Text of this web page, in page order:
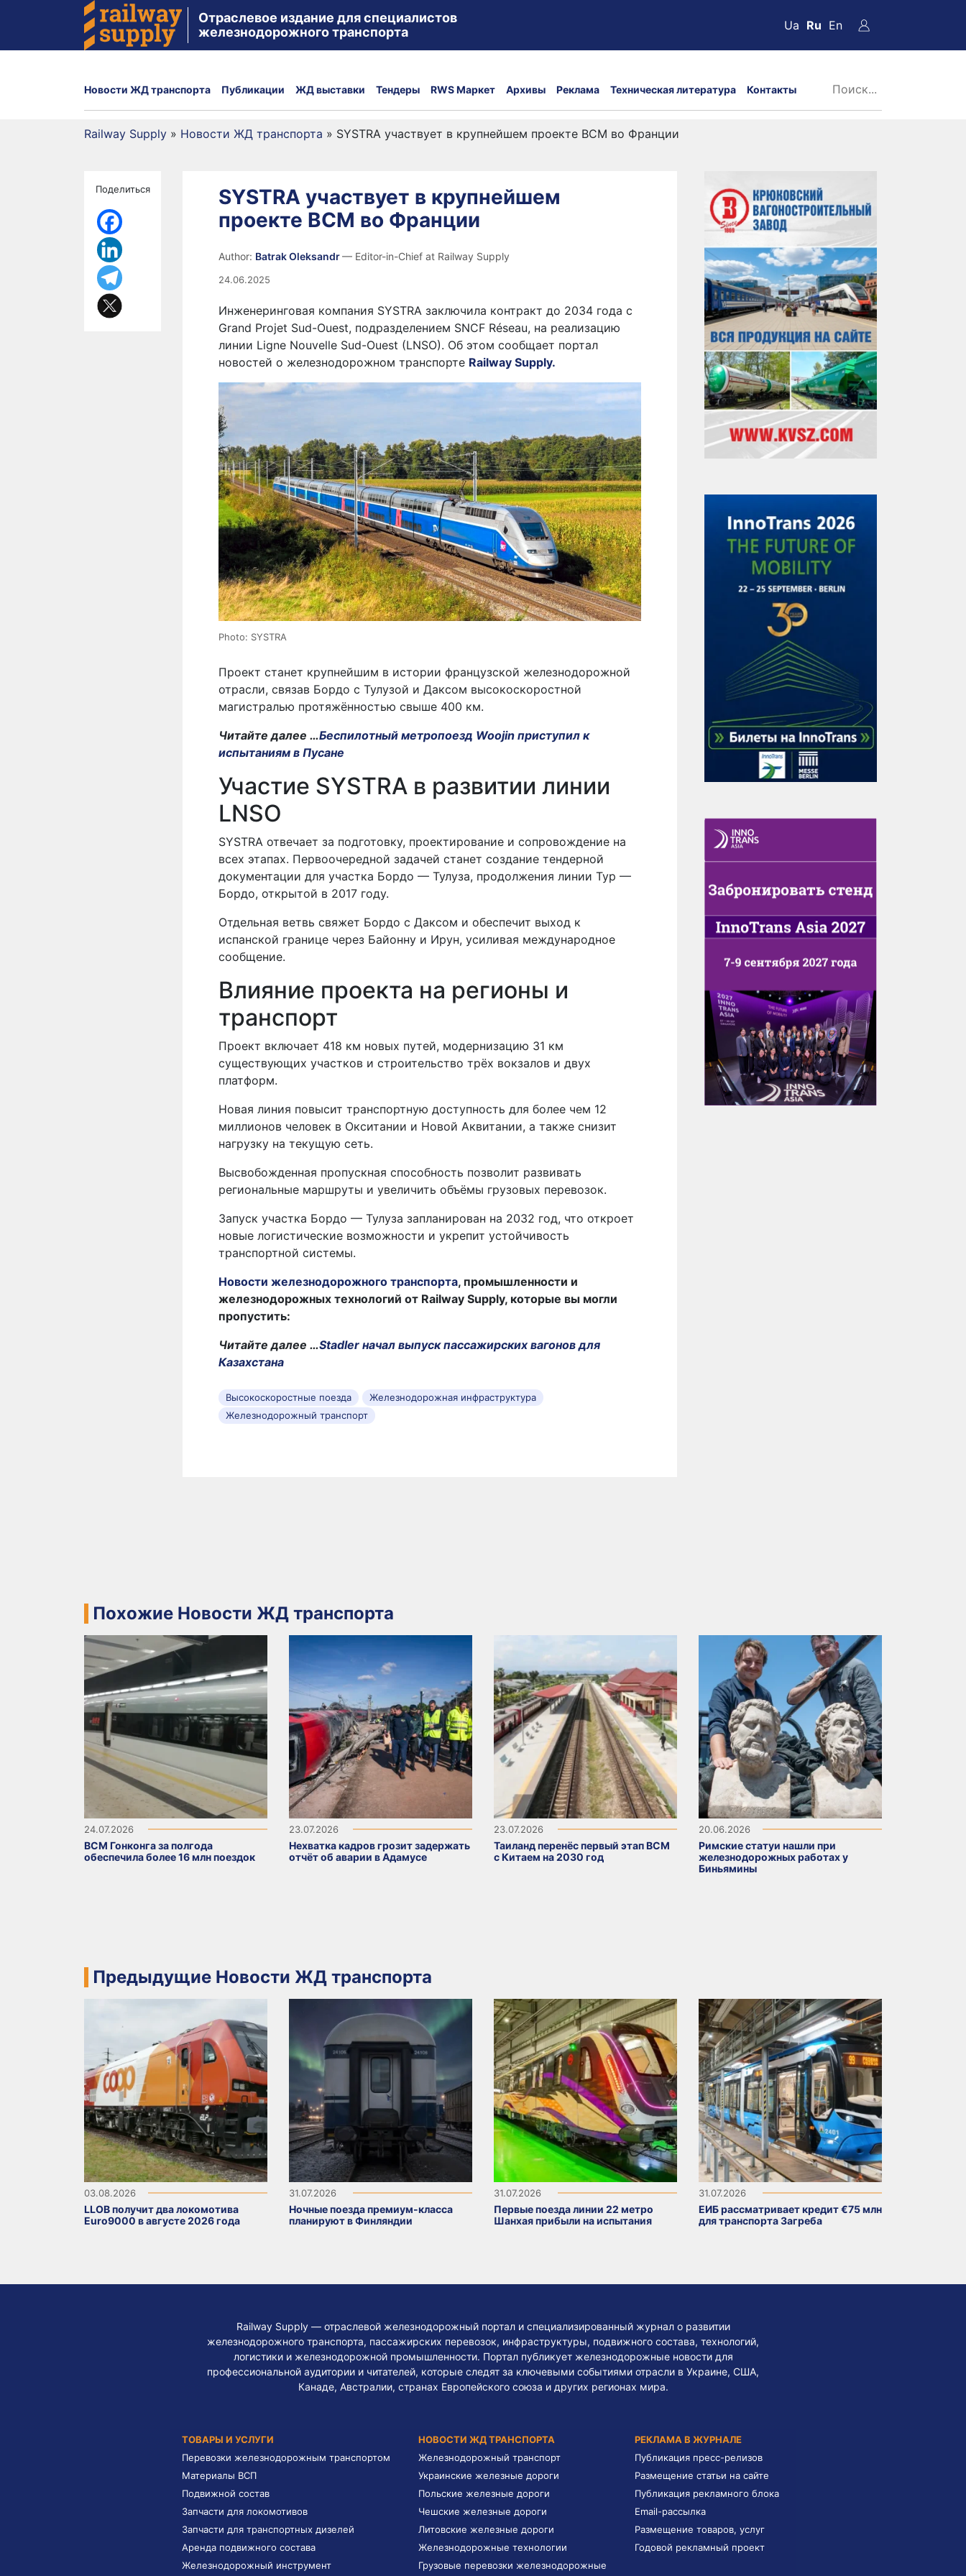
Отраслевое издание для специалистов
железнодорожного транспорта
Ua Ru En
Новости ЖД транспорта Публикации ЖД выставки Тендеры RWS Маркет Архивы Реклама Техническая литература Контакты
Railway Supply » Новости ЖД транспорта » SYSTRA участвует в крупнейшем проекте ВСМ во Франции
Поделиться
SYSTRA участвует в крупнейшем
проекте ВСМ во Франции
Author: Batrak Oleksandr— Editor-in-Chief at Railway Supply
24.06.2025
Инженеринговая компания SYSTRA заключила контракт до 2034 года с
Grand Projet Sud-Ouest, подразделением SNCF Réseau, на реализацию
линии Ligne Nouvelle Sud-Ouest (LNSO). Об этом сообщает портал
новостей о железнодорожном транспорте Railway Supply.
Photo: SYSTRA
Проект станет крупнейшим в истории французской железнодорожной
отрасли, связав Бордо с Тулузой и Даксом высокоскоростной
магистралью протяжённостью свыше 400 км.
Читайте далее …Беспилотный метропоезд Woojin приступил к
испытаниям в Пусане
Участие SYSTRA в развитии линии
LNSO
SYSTRA отвечает за подготовку, проектирование и сопровождение на
всех этапах. Первоочередной задачей станет создание тендерной
документации для участка Бордо — Тулуза, продолжения линии Тур —
Бордо, открытой в 2017 году.
Отдельная ветвь свяжет Бордо с Даксом и обеспечит выход к
испанской границе через Байонну и Ирун, усиливая международное
сообщение.
Влияние проекта на регионы и
транспорт
Проект включает 418 км новых путей, модернизацию 31 км
существующих участков и строительство трёх вокзалов и двух
платформ.
Новая линия повысит транспортную доступность для более чем 12
миллионов человек в Окситании и Новой Аквитании, а также снизит
нагрузку на текущую сеть.
Высвобожденная пропускная способность позволит развивать
региональные маршруты и увеличить объёмы грузовых перевозок.
Запуск участка Бордо — Тулуза запланирован на 2032 год, что откроет
новые логистические возможности и укрепит устойчивость
транспортной системы.
Новости железнодорожного транспорта, промышленности и
железнодорожных технологий от Railway Supply, которые вы могли
пропустить:
Читайте далее …Stadler начал выпуск пассажирских вагонов для
Казахстана
Высокоскоростные поезда
Железнодорожная инфраструктура
Железнодорожный транспорт
Похожие Новости ЖД транспорта
24.07.2026
ВСМ Гонконга за полгода
обеспечила более 16 млн поездок
23.07.2026
Нехватка кадров грозит задержать
отчёт об аварии в Адамусе
23.07.2026
Таиланд перенёс первый этап ВСМ
с Китаем на 2030 год
20.06.2026
Римские статуи нашли при
железнодорожных работах у
Биньямины
Предыдущие Новости ЖД транспорта
03.08.2026
LLOB получит два локомотива
Euro9000 в августе 2026 года
31.07.2026
Ночные поезда премиум-класса
планируют в Финляндии
31.07.2026
Первые поезда линии 22 метро
Шанхая прибыли на испытания
31.07.2026
ЕИБ рассматривает кредит €75 млн
для транспорта Загреба
Railway Supply — отраслевой железнодорожный портал и специализированный журнал о развитии
железнодорожного транспорта, пассажирских перевозок, инфраструктуры, подвижного состава, технологий,
логистики и железнодорожной промышленности. Портал публикует железнодорожные новости для
профессиональной аудитории и читателей, которые следят за ключевыми событиями отрасли в Украине, США,
Канаде, Австралии, странах Европейского союза и других регионах мира.
ТОВАРЫ И УСЛУГИ
Перевозки железнодорожным транспортом
Материалы ВСП
Подвижной состав
Запчасти для локомотивов
Запчасти для транспортных дизелей
Аренда подвижного состава
Железнодорожный инструмент
НОВОСТИ ЖД ТРАНСПОРТА
Железнодорожный транспорт
Украинские железные дороги
Польские железные дороги
Чешские железные дороги
Литовские железные дороги
Железнодорожные технологии
Грузовые перевозки железнодорожные
РЕКЛАМА В ЖУРНАЛЕ
Публикация пресс-релизов
Размещение статьи на сайте
Публикация рекламного блока
Email-рассылка
Размещение товаров, услуг
Годовой рекламный проект